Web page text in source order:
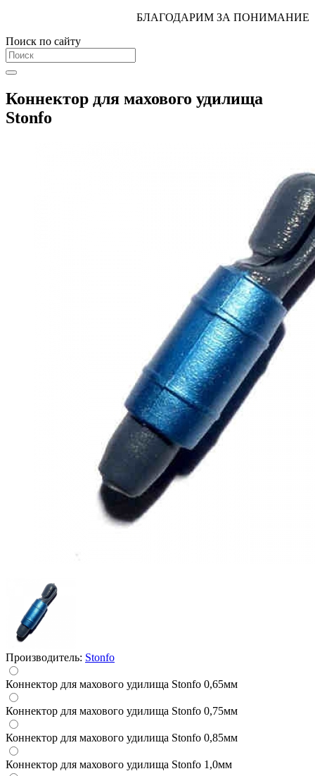
БЛАГОДАРИМ ЗА ПОНИМАНИЕ
Поиск по сайту
Коннектор для махового удилища
Stonfo
Производитель: Stonfo
Коннектор для махового удилища Stonfo 0,65мм
Коннектор для махового удилища Stonfo 0,75мм
Коннектор для махового удилища Stonfo 0,85мм
Коннектор для махового удилища Stonfo 1,0мм